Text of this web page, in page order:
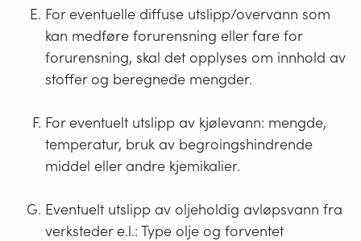
For eventuelle diffuse utslipp/overvann som
kan medføre forurensning eller fare for
forurensning, skal det opplyses om innhold av
stoffer og beregnede mengder.
For eventuelt utslipp av kjølevann: mengde,
temperatur, bruk av begroingshindrende
middel eller andre kjemikalier.
Eventuelt utslipp av oljeholdig avløpsvann fra
verksteder e.l.: Type olje og forventet